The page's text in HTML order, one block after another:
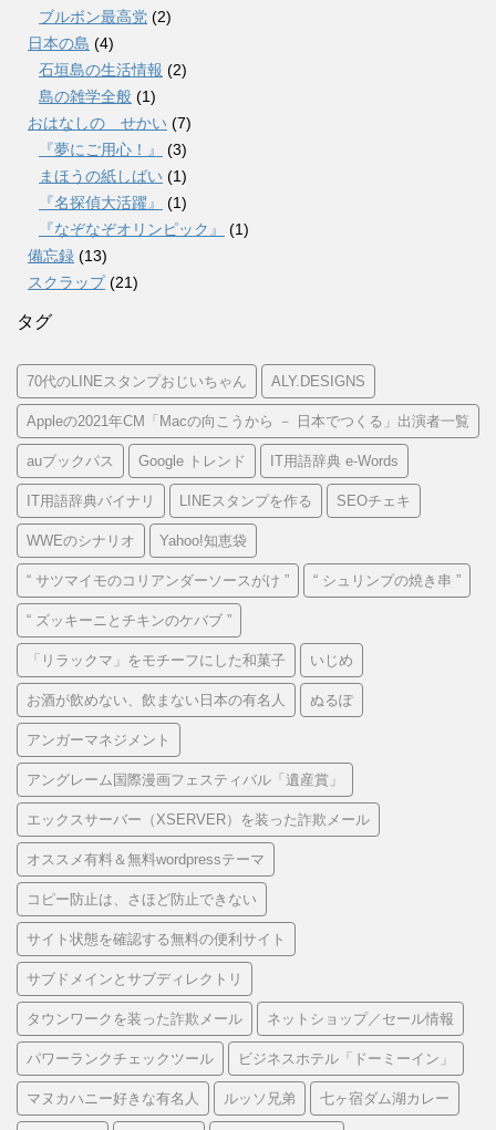
ブルボン最高党 (2)
日本の島 (4)
石垣島の生活情報 (2)
島の雑学全般 (1)
おはなしの せかい (7)
『夢にご用心！』
(3)
まほうの紙しばい (1)
『名探偵大活躍』
(1)
『なぞなぞオリンピック』
(1)
備忘録 (13)
スクラップ(21)
タグ
70代のLINEスタンプおじいちゃん ALY.DESIGNS
Appleの2021年CM「Macの向こうから － 日本でつくる」出演者一覧
auブックパス Google トレンド IT用語辞典 e-Words
IT用語辞典バイナリ LINEスタンプを作る SEOチェキ
WWEのシナリオ Yahoo!知恵袋
“ サツマイモのコリアンダーソースがけ ” “ シュリンプの焼き串 ”
“ ズッキーニとチキンのケバブ ”
「リラックマ」をモチーフにした和菓子 いじめ
お酒が飲めない、飲まない日本の有名人 ぬるぽ
アンガーマネジメント
アングレーム国際漫画フェスティバル「遺産賞」
エックスサーバー（XSERVER）を装った詐欺メール
オススメ有料＆無料wordpressテーマ
コピー防止は、さほど防止できない
サイト状態を確認する無料の便利サイト
サブドメインとサブディレクトリ
タウンワークを装った詐欺メール ネットショップ／セール情報
パワーランクチェックツール ビジネスホテル「ドーミーイン」
マヌカハニー好きな有名人 ルッソ兄弟 七ヶ宿ダム湖カレー